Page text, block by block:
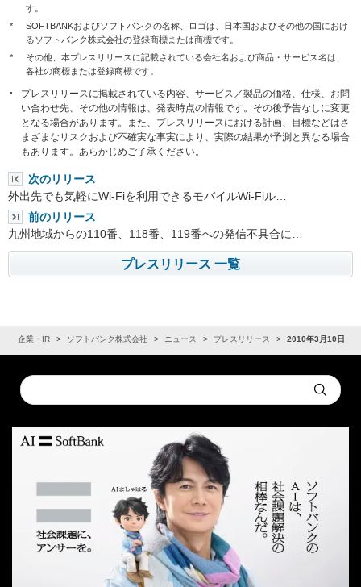
す。
*
SOFTBANKおよびソフトバンクの名称、ロゴは、日本国およびその他の国におけ
るソフトバンク株式会社の登録商標または商標です。
*
その他、本プレスリリースに記載されている会社名および商品・サービス名は、
各社の商標または登録商標です。
プレスリリースに掲載されている内容、サービス／製品の価格、仕様、お問
い合わせ先、その他の情報は、発表時点の情報です。その後予告なしに変更
となる場合があります。また、プレスリリースにおける計画、目標などはさ
まざまなリスクおよび不確実な事実により、実際の結果が予測と異なる場合
もあります。あらかじめご了承ください。
次のリリース
外出先でも気軽にWi-Fiを利用できるモバイルWi-Fiル…
前のリリース
九州地域からの110番、118番、119番への発信不具合に…
プレスリリース 一覧
企業・IR ソフトバンク株式会社 ニュース プレスリリース 2010年3月10日
Conduct
a
Submit